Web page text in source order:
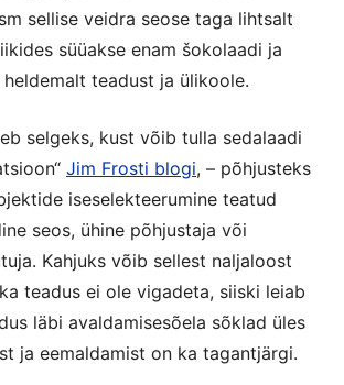
sellise veidra seose taga lihtsalt
süüakse enam šokolaadi ja
teadust ja ülikoole.
selgeks, kust võib tulla sedalaadi
Jim Frosti blogi, – põhjusteks
iseselekteerumine teatud
seos, ühine põhjustaja või
Kahjuks võib sellest naljaloost
teadus ei ole vigadeta, siiski leiab
läbi avaldamisesõela sõklad üles
ja eemaldamist on ka tagantjärgi.